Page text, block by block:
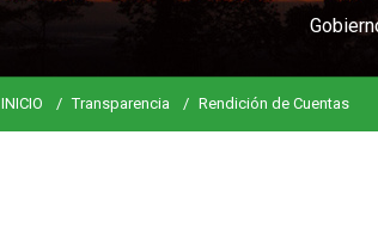
INICIO Transparencia Rendición de Cuentas